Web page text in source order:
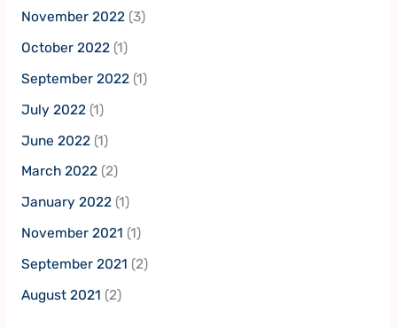
November 2022(3)
October 2022(1)
September 2022(1)
July 2022(1)
June 2022 (1)
March 2022(2)
January 2022(1)
November 2021 (1)
September 2021 (2)
August 2021 (2)